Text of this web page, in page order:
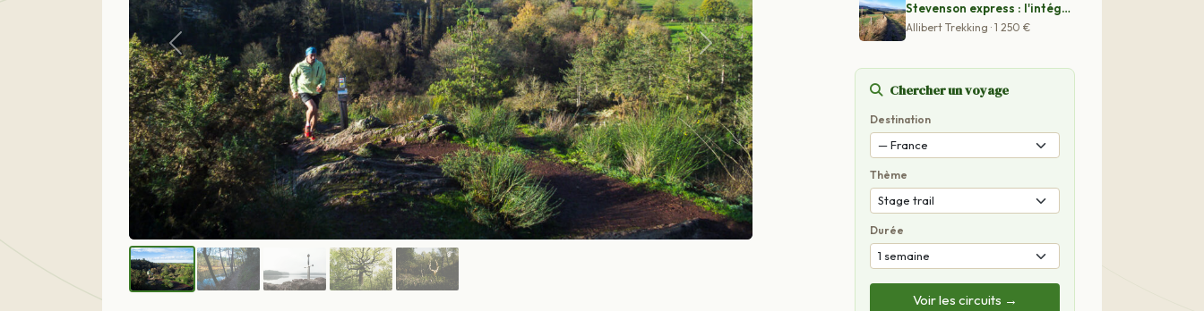
Précédent Suivant
Stevenson express : l'intégrale en rando-trail
Allibert Trekking · 1 250 €
Chercher un voyage
Destination
Thème
Durée
Voir les circuits →